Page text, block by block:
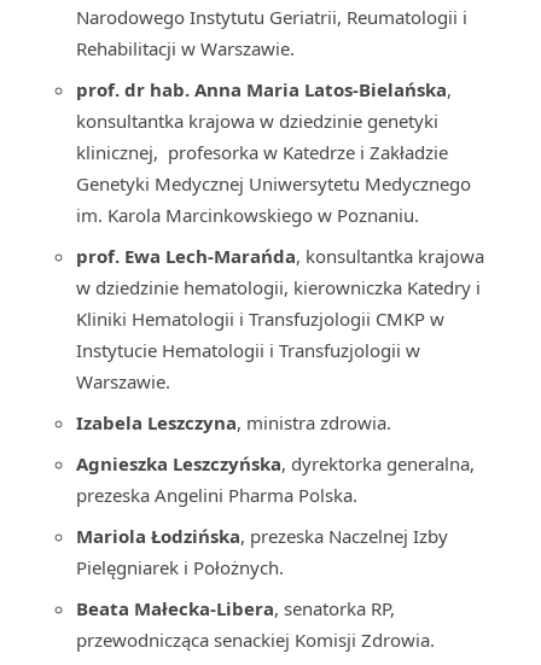
Narodowego Instytutu Geriatrii, Reumatologii i
Rehabilitacji w Warszawie.
prof. dr hab. Anna Maria Latos-Bielańska,
konsultantka krajowa w dziedzinie genetyki
klinicznej, profesorka w Katedrze i Zakładzie
Genetyki Medycznej Uniwersytetu Medycznego
im. Karola Marcinkowskiego w Poznaniu.
prof. Ewa Lech-Marańda, konsultantka krajowa
w dziedzinie hematologii, kierowniczka Katedry i
Kliniki Hematologii i Transfuzjologii CMKP w
Instytucie Hematologii i Transfuzjologii w
Warszawie.
Izabela Leszczyna, ministra zdrowia.
Agnieszka Leszczyńska, dyrektorka generalna,
prezeska Angelini Pharma Polska.
Mariola Łodzińska, prezeska Naczelnej Izby
Pielęgniarek i Położnych.
Beata Małecka-Libera, senatorka RP,
przewodnicząca senackiej Komisji Zdrowia.